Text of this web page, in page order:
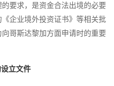
要求，是资金合法出境的必要
企业境外投资证书》等相关批
哥斯达黎加方面申请时的重要
立文件